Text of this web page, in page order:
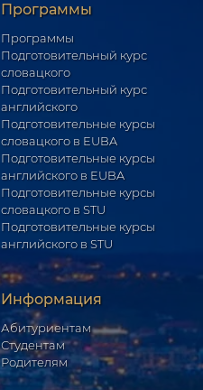
Программы
Программы
Подготовительный курс
словацкого
Подготовительный курс
английского
Подготовительные курсы
словацкого в EUBA
Подготовительные курсы
английского в EUBA
Подготовительные курсы
словацкого в STU
Подготовительные курсы
английского в STU
Информация
Абитуриентам
Студентам
Родителям